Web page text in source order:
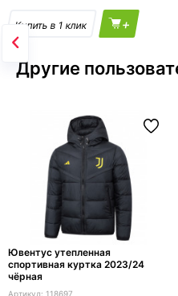
+
Другие
Ювентус утепленная
спортивная куртка 2023/24
чёрная
118697